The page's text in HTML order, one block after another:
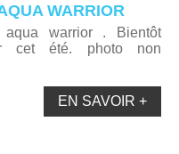
WARRIOR
aqua warrior . Bientôt
cet été. photo non
EN SAVOIR +